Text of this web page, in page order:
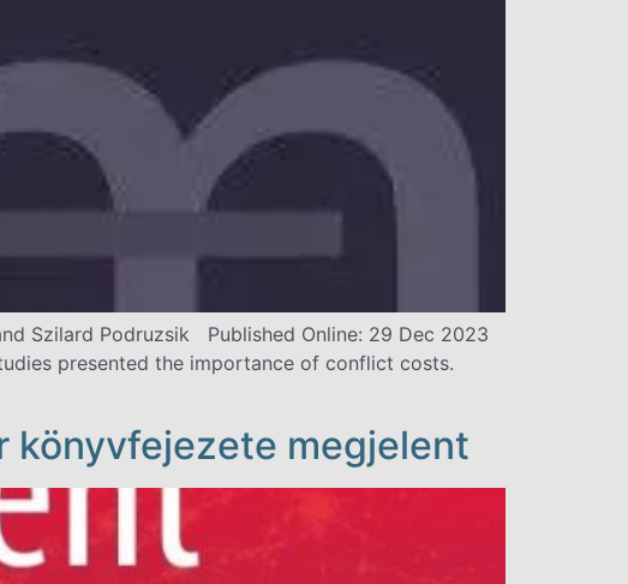
Szilard Podruzsik Published Online: 29 Dec 2023
presented the importance of conflict costs.
könyvfejezete megjelent